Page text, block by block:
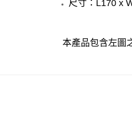
尺寸： L170 x
本產品包含左圖